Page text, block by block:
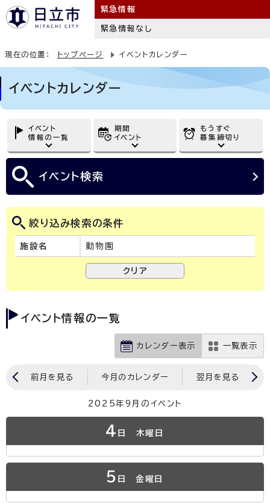
緊急情報
緊急情報なし
現在の位置： トップページ イベントカレンダー
イベントカレンダー
イベント
情報の一覧
期間
イベント
もうすぐ
募集締切り
イベント検索
絞り込み検索の条件
施設名 動物園
イベント情報の一覧
カレンダー表示 一覧表示
前月を見る 今月のカレンダー 翌月を見る
2025年9月のイベント
4 日 木曜日
5 日 金曜日